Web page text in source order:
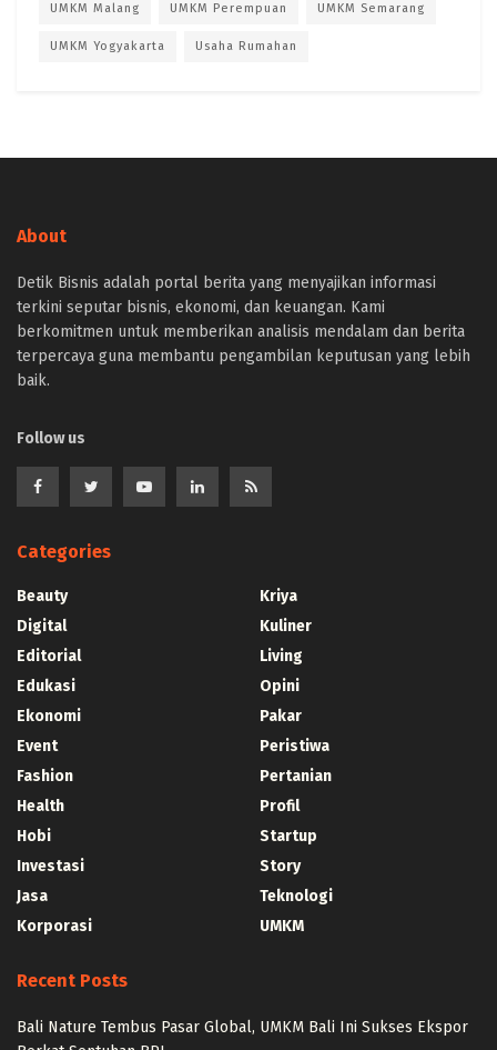
UMKM Malang UMKM Perempuan UMKM Semarang
UMKM Yogyakarta Usaha Rumahan
About
Detik Bisnis adalah portal berita yang menyajikan informasi
terkini seputar bisnis, ekonomi, dan keuangan. Kami
berkomitmen untuk memberikan analisis mendalam dan berita
terpercaya guna membantu pengambilan keputusan yang lebih
baik.
Follow us
Categories
Beauty
Digital
Editorial
Edukasi
Ekonomi
Event
Fashion
Health
Hobi
Investasi
Jasa
Korporasi
Kriya
Kuliner
Living
Opini
Pakar
Peristiwa
Pertanian
Profil
Startup
Story
Teknologi
UMKM
Recent Posts
Bali Nature Tembus Pasar Global, UMKM Bali Ini Sukses Ekspor